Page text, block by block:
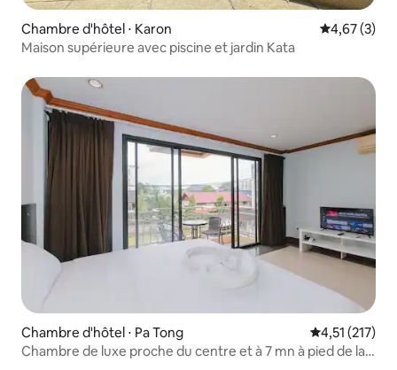
Chambre d'hôtel ⋅ Karon Évaluation
4,67 (3)
Maison supérieure avec piscine et jardin Kata
Chambre d'hôtel ⋅ Pa Tong Évaluation
4,51 (217)
Chambre de luxe proche du centre et à 7 mn à pied de la